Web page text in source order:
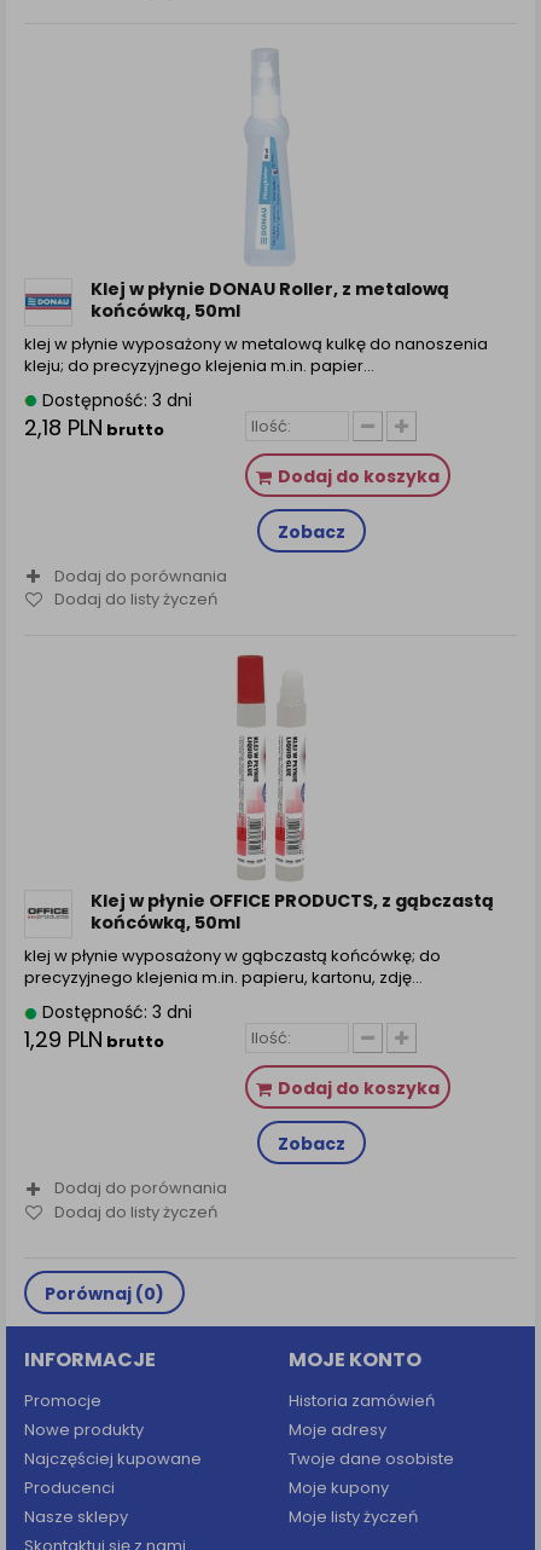
Klej w płynie DONAU Roller, z metalową
końcówką, 50ml
klej w płynie wyposażony w metalową kulkę do nanoszenia
kleju; do precyzyjnego klejenia m.in. papier...
Dostępność: 3 dni
2,18 PLN brutto
Dodaj do koszyka
Zobacz
Dodaj do porównania
Dodaj do listy życzeń
Klej w płynie OFFICE PRODUCTS, z gąbczastą
końcówką, 50ml
klej w płynie wyposażony w gąbczastą końcówkę; do
precyzyjnego klejenia m.in. papieru, kartonu, zdję...
Dostępność: 3 dni
1,29 PLN brutto
Dodaj do koszyka
Zobacz
Dodaj do porównania
Dodaj do listy życzeń
Porównaj (0)
INFORMACJE
Promocje
Nowe produkty
Najczęściej kupowane
Producenci
Nasze sklepy
MOJE KONTO
Historia zamówień
Moje adresy
Twoje dane osobiste
Moje kupony
Moje listy życzeń